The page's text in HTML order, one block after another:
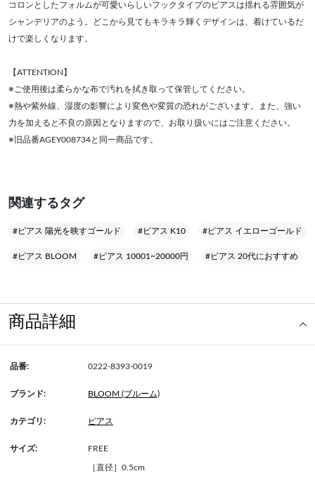
コロンとしたフォルムが可愛いらしいフックタイプのピアスは揺れる雰囲気が
シャンデリアのよう。どこから見てもキラキラ輝くデザインは、着けているだ
けで楽しくなります。
【ATTENTION】
※ご使用後は柔らかな布で汚れを拭き取って保管してください。
※熱や紫外線、湿度の影響により変色や変質の恐れがございます。また、強い
力を加えると不良の原因となりますので、お取り扱いにはご注意ください。
※旧品番AGEY008734と同一商品です。
関連するタグ
#ピアス 陽光を映すゴールド #ピアス K10 #ピアス イエローゴールド
#ピアス BLOOM #ピアス 10001~20000円 #ピアス 20代におすすめ
商品詳細
品番: 0222-8393-0019
ブランド: BLOOM (ブルーム)
カテゴリ: ピアス
サイズ: FREE
［直径］0.5cm